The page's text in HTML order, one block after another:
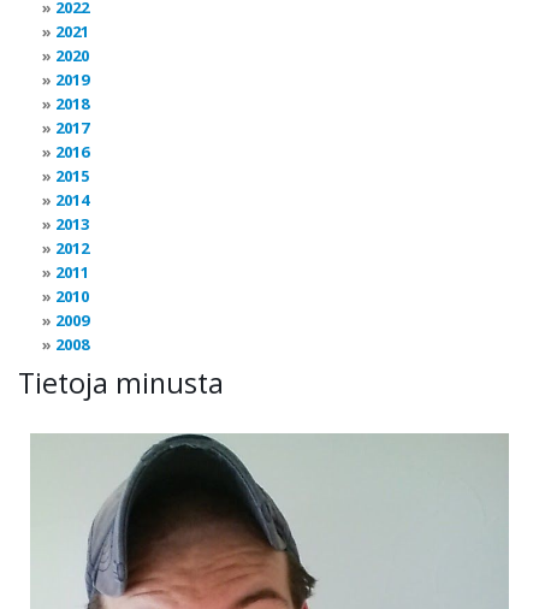
2022
2021
2020
2019
2018
2017
2016
2015
2014
2013
2012
2011
2010
2009
2008
Tietoja minusta